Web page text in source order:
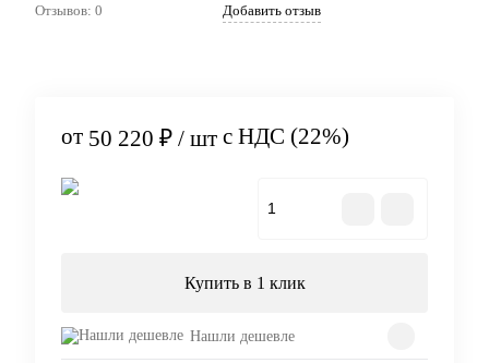
Отзывов: 0 Добавить отзыв
от 50 220 ₽ / шт с НДС (22%)
Купить в 1 клик
Нашли дешевле